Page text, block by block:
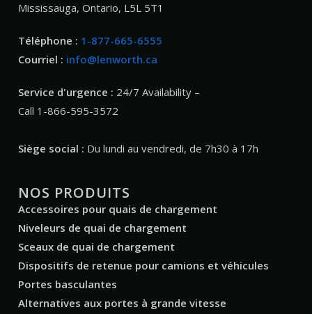
Mississauga, Ontario, L5L 5T1
Téléphone : 1-877-665-6555
Courriel : info@lenworth.ca
Service d'urgence : 24/7 Availability –
Call 1-866-595-3572
Siège social : Du lundi au vendredi, de 7h30 à 17h
NOS PRODUITS
Accessoires pour quais de chargement
Niveleurs de quai de chargement
Sceaux de quai de chargement
Dispositifs de retenue pour camions et véhicules
Portes basculantes
Alternatives aux portes à grande vitesse